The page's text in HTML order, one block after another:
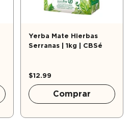
Yerba Mate Hierbas
Serranas | 1kg | CBSé
$12.99
Comprar